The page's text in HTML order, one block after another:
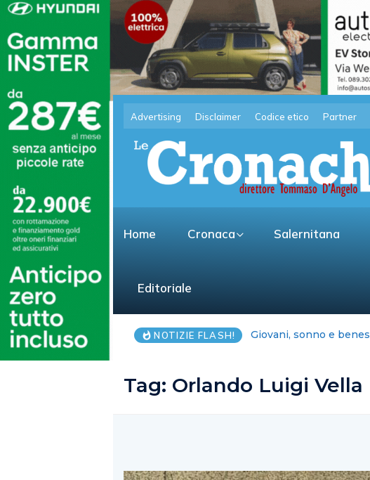
Advertising Disclaimer Codice etico Partner
Home Cronaca Salernitana
Editoriale
NOTIZIE FLASH! Lega Salerno:
Tag: Orlando Luigi Vella